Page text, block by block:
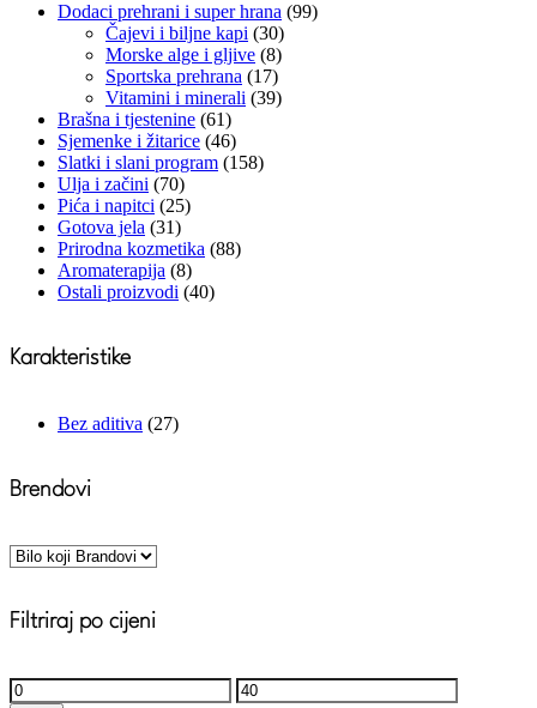
Dodaci prehrani i super hrana (99)
Čajevi i biljne kapi (30)
Morske alge i gljive (8)
Sportska prehrana (17)
Vitamini i minerali (39)
Brašna i tjestenine (61)
Sjemenke i žitarice (46)
Slatki i slani program (158)
Ulja i začini (70)
Pića i napitci (25)
Gotova jela (31)
Prirodna kozmetika (88)
Aromaterapija (8)
Ostali proizvodi (40)
Karakteristike
Bez aditiva (27)
Brendovi
Filtriraj po cijeni
Minimalna
Maksimalna